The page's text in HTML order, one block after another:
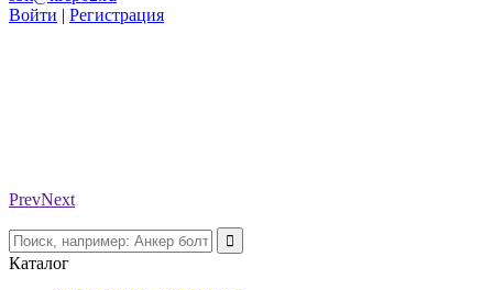
Войти | Регистрация
PrevNext
Каталог